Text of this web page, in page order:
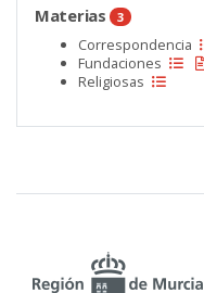
Materias 3
Correspondencia
Fundaciones
Religiosas